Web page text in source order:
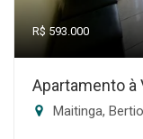
R$ 593.000
Apartamento à
Maitinga,